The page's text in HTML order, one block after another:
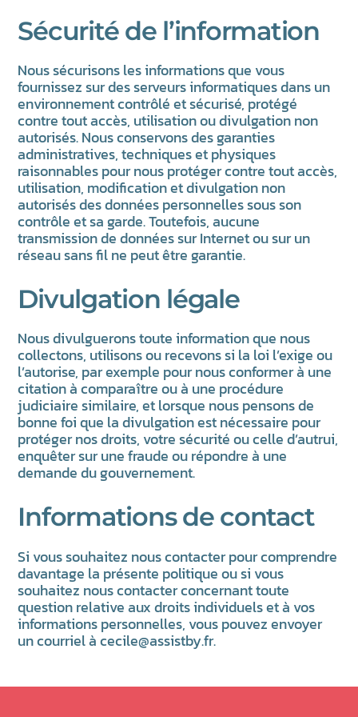
Sécurité de l’information
Nous sécurisons les informations que vous
fournissez sur des serveurs informatiques dans un
environnement contrôlé et sécurisé, protégé
contre tout accès, utilisation ou divulgation non
autorisés. Nous conservons des garanties
administratives, techniques et physiques
raisonnables pour nous protéger contre tout accès,
utilisation, modification et divulgation non
autorisés des données personnelles sous son
contrôle et sa garde. Toutefois, aucune
transmission de données sur Internet ou sur un
réseau sans fil ne peut être garantie.
Divulgation légale
Nous divulguerons toute information que nous
collectons, utilisons ou recevons si la loi l’exige ou
l’autorise, par exemple pour nous conformer à une
citation à comparaître ou à une procédure
judiciaire similaire, et lorsque nous pensons de
bonne foi que la divulgation est nécessaire pour
protéger nos droits, votre sécurité ou celle d’autrui,
enquêter sur une fraude ou répondre à une
demande du gouvernement.
Informations de contact
Si vous souhaitez nous contacter pour comprendre
davantage la présente politique ou si vous
souhaitez nous contacter concernant toute
question relative aux droits individuels et à vos
informations personnelles, vous pouvez envoyer
un courriel àcecile@assistby.fr.